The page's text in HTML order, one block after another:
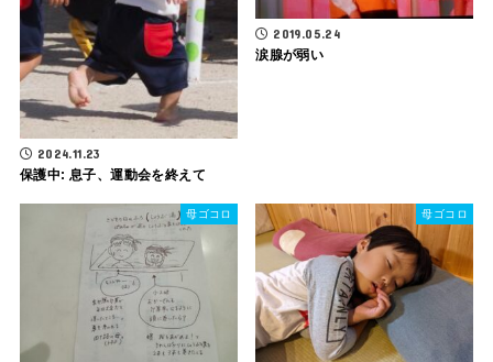
2024.11.23
保護中: 息子、運動会を終えて
2019.05.24
涙腺が弱い
母ゴコロ 母ゴコロ